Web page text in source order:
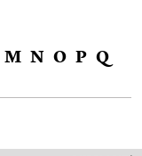
M N O P Q